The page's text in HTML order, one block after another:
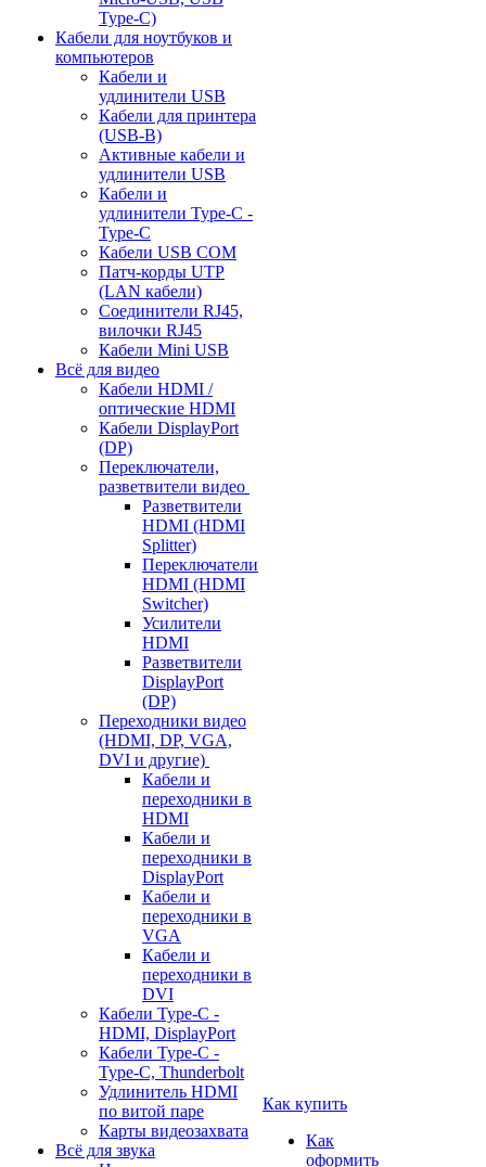
Type-C)
Кабели для ноутбуков и
компьютеров
Кабели и
удлинители USB
Кабели для принтера
(USB-B)
Активные кабели и
удлинители USB
Кабели и
удлинители Type-C -
Type-C
Кабели USB COM
Патч-корды UTP
(LAN кабели)
Соединители RJ45,
вилочки RJ45
Кабели Mini USB
Всё для видео
Кабели HDMI /
оптические HDMI
Кабели DisplayPort
(DP)
Переключатели,
разветвители видео
Разветвители
HDMI (HDMI
Splitter)
Переключатели
HDMI (HDMI
Switcher)
Усилители
HDMI
Разветвители
DisplayPort
(DP)
Переходники видео
(HDMI, DP, VGA,
DVI и другие)
Кабели и
переходники в
HDMI
Кабели и
переходники в
DisplayPort
Кабели и
переходники в
VGA
Кабели и
переходники в
DVI
Кабели Type-C -
HDMI, DisplayPort
Кабели Type-C -
Type-C, Thunderbolt
Удлинитель HDMI
по витой паре
Карты видеозахвата
Всё для звука
Как купить
Как
оформить